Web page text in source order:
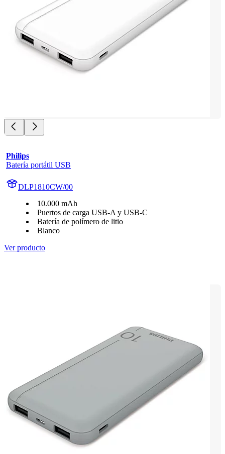
Philips
Batería portátil USB
DLP1810CW/00
10.000 mAh
Puertos de carga USB-A y USB-C
Batería de polímero de litio
Blanco
Ver producto